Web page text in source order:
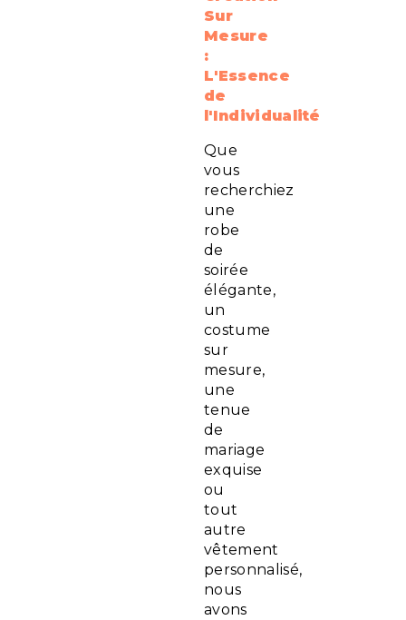
Sur
Mesure
:
L'Essence
de
l'Individualité
Que
vous
recherchiez
une
robe
de
soirée
élégante,
un
costume
sur
mesure,
une
tenue
de
mariage
exquise
ou
tout
autre
vêtement
personnalisé,
nous
avons